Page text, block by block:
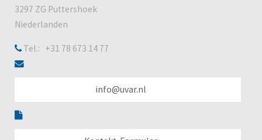
3297 ZG Puttershoek
Niederlanden
Tel.: +31 78 673 14 77
info@uvar.nl